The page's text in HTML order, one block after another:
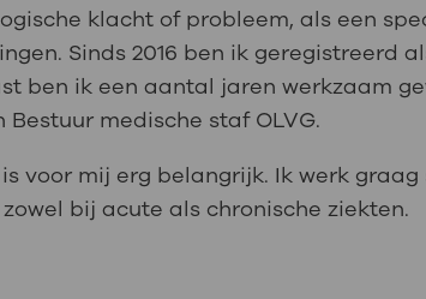
klacht of probleem, als een
Sinds 2016 ben ik geregistreerd
ben ik een aantal jaren werkzaam
medische staf OLVG.
voor mij erg belangrijk. Ik werk
bij acute als chronische ziekten.